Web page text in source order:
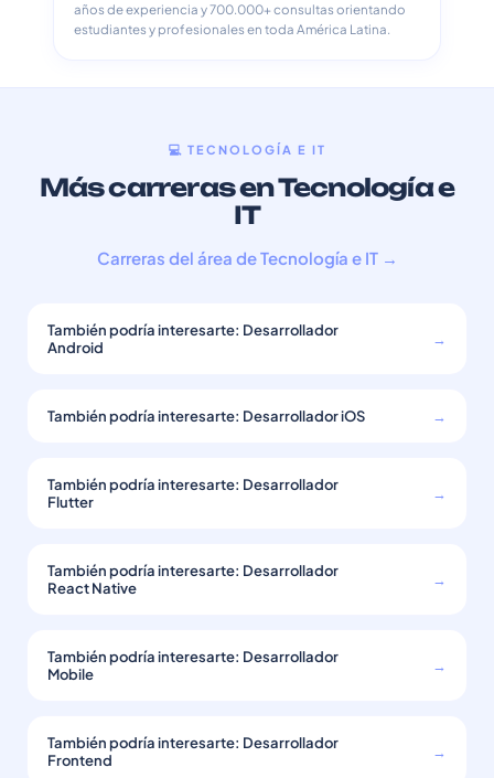
años de experiencia y 700.000+ consultas orientando
estudiantes y profesionales en toda América Latina.
💻 TECNOLOGÍA E IT
Más carreras en Tecnología e
IT
Carreras del área de Tecnología e IT →
También podría interesarte: Desarrollador
Android
→
También podría interesarte: Desarrollador iOS →
También podría interesarte: Desarrollador
Flutter
→
También podría interesarte: Desarrollador
React Native
→
También podría interesarte: Desarrollador
Mobile
→
También podría interesarte: Desarrollador
Frontend
→